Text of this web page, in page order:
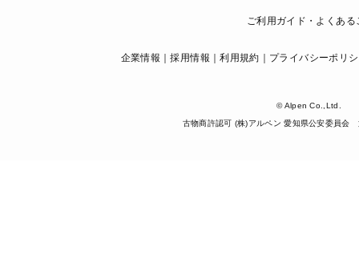
ご利用ガイド・よくある
企業情報 採用情報 利用規約 プライバシーポリ
© Alpen Co.,Ltd.
古物商許認可 (株)アルペン 愛知県公安委員